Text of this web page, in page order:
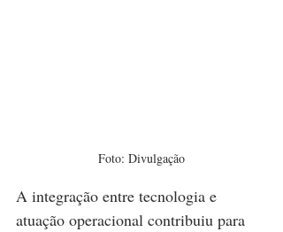
Foto: Divulgação
A integração entre tecnologia e
atuação operacional contribuiu para